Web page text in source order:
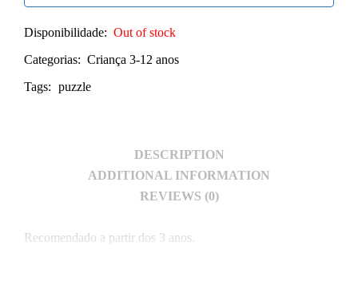
Disponibilidade: Out of stock
Categorias: Criança 3-12 anos
Tags: puzzle
DESCRIPTION
ADDITIONAL INFORMATION
REVIEWS (0)
Recomendado a partir dos 3 anos.